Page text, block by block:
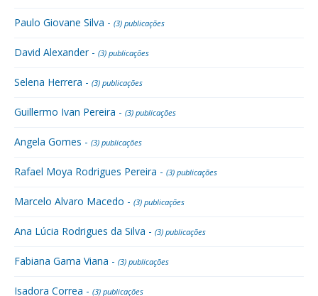
Paulo Giovane Silva - (3) publicações
David Alexander - (3) publicações
Selena Herrera - (3) publicações
Guillermo Ivan Pereira - (3) publicações
Angela Gomes - (3) publicações
Rafael Moya Rodrigues Pereira - (3) publicações
Marcelo Alvaro Macedo - (3) publicações
Ana Lúcia Rodrigues da Silva - (3) publicações
Fabiana Gama Viana - (3) publicações
Isadora Correa - (3) publicações